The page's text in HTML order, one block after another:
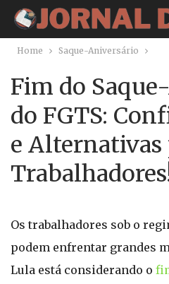
Home Saque-Aniversário
Fim do
do FGTS:
e Alternativas
Os trabalhadores sob o
podem enfrentar grandes
Lula está considerando o